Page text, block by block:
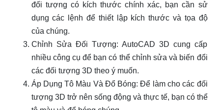
đối tượng có kích thước chính xác, bạn cần sử
dụng các lệnh để thiết lập kích thước và tọa độ
của chúng.
Chỉnh Sửa Đối Tượng: AutoCAD 3D cung cấp
nhiều công cụ để bạn có thể chỉnh sửa và biến đổi
các đối tượng 3D theo ý muốn.
Áp Dụng Tô Màu Và Đổ Bóng: Để làm cho các đối
tượng 3D trở nên sống động và thực tế, bạn có thể